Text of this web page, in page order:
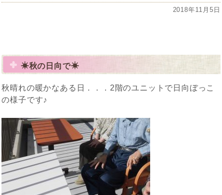
投
2018年11月5日
☀秋の日向で☀
秋晴れの暖かなある日．．．2階のユニットで日向ぼっこ
の様子です♪